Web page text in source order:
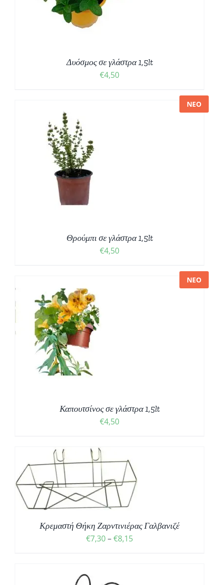
Δυόσμος σε γλάστρα 1,5lt
€4,50
ΝΕΟ
Θρούμπι σε γλάστρα 1,5lt
€4,50
ΝΕΟ
Καπουτσίνος σε γλάστρα 1,5lt
€4,50
Κρεμαστή Θήκη Ζαρντινιέρας Γαλβανιζέ
€7,30–€8,15Price